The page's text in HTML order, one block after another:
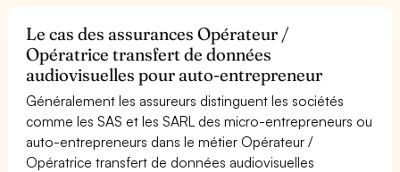
Le cas des assurances Opérateur /
Opératrice transfert de données
audiovisuelles pour auto-entrepreneur
Généralement les assureurs distinguent les sociétés
comme les SAS et les SARL des micro-entrepreneurs ou
auto-entrepreneurs dans le métier Opérateur /
Opératrice transfert de données audiovisuelles